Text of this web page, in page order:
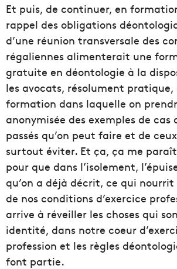
Et puis, de continuer, en
rappel des obligations
d’une réunion transversale des
régaliennes alimenterait une
gratuite en déontologie à la
les avocats, résolument pratique,
formation dans laquelle on
anonymisée des exemples de cas
passés qu’on peut faire et de
surtout éviter. Et ça, ça me
pour que dans l’isolement,
qu’on a déjà décrit, ce qui
de nos conditions d’exercice
arrive à réveiller les choses qui
identité, dans notre coeur
profession et les règles
font partie.